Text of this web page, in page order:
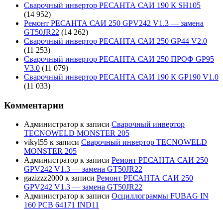
Сварочный инвертор РЕСАНТА САИ 190 К SH105
(14 952)
Ремонт РЕСАНТА САИ 250 GPV242 V1.3 — замена
GT50JR22 (14 262)
Сварочный инвертор РЕСАНТА САИ 250 GP44 V2.0
(11 253)
Сварочный инвертор РЕСАНТА САИ 250 ПРОФ GP95
V3.0 (11 079)
Сварочный инвертор РЕСАНТА САИ 190 К GP190 V1.0
(11 033)
Комментарии
Администратор к записи Сварочный инвертор
TECNOWELD MONSTER 205
vikyl55 к записи Сварочный инвертор TECNOWELD
MONSTER 205
Администратор к записи Ремонт РЕСАНТА САИ 250
GPV242 V1.3 — замена GT50JR22
gazizzz2000 к записи Ремонт РЕСАНТА САИ 250
GPV242 V1.3 — замена GT50JR22
Администратор к записи Осциллограммы FUBAG IN
160 PCB 64171 IND11